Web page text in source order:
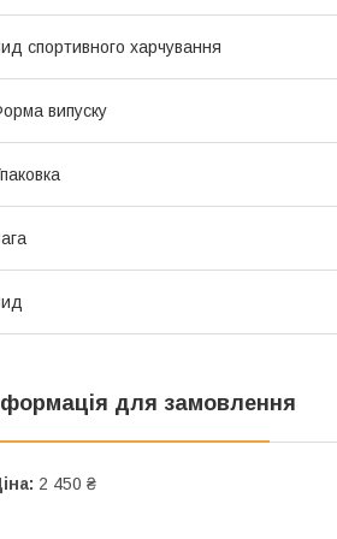
спортивного харчування
випуску
для замовлення
2 450 ₴